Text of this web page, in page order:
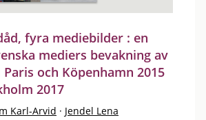
fyra mediebilder : en
mediers bevakning av
och Köpenhamn 2015
2017
Karl-Arvid · Jendel Lena